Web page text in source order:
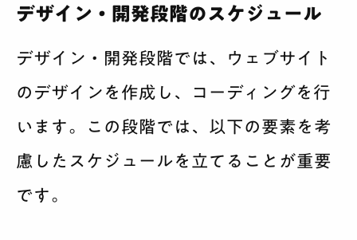
デザイン・開発段階のスケジュール
デザイン・開発段階では、ウェブサイト
のデザインを作成し、コーディングを行
います。この段階では、以下の要素を考
慮したスケジュールを立てることが重要
です。